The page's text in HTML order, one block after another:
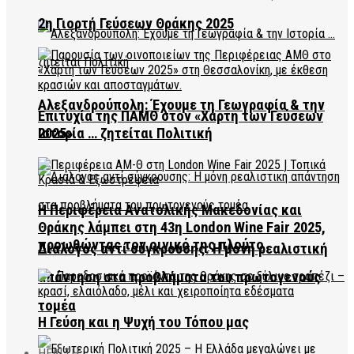
Αλεξανδρούπολη: Έχουμε τη Γεωγραφία & την
Ιστορία … ζητείται Πολιτική
Διάλογος αντί σύγκρουσης: Η μόνη ρεαλιστική
απάντηση στα προβλήματα του πρωτογενούς
τομέα
2η Γιορτή Γεύσεων Θράκης 2025
Επιτυχία της ΠΑΜΘ στον «Χάρτη των Γεύσεων
2025»
Η Περιφέρεια Ανατολικής Μακεδονίας και
Θράκης λάμπει στη 43η London Wine Fair 2025,
προωθώντας τον οινικό της πλούτο
Η Γεύση και η Ψυχή του Τόπου μας